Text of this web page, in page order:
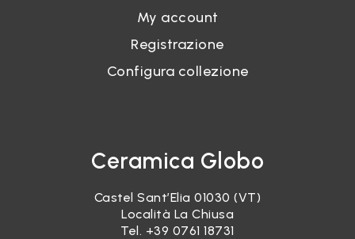
My account
Registrazione
Configura collezione
Ceramica Globo
Castel Sant’Elia 01030 (VT)
Località La Chiusa
Tel. +39 0761 18731